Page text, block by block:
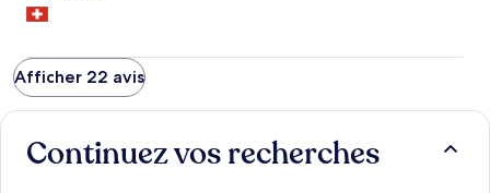
Afficher 22 avis
Continuez vos recherches